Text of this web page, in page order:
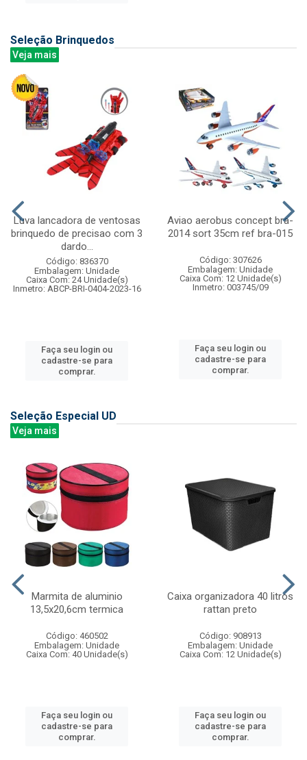
Seleção Brinquedos
Veja mais
Luva lancadora de ventosas
brinquedo de precisao com 3
dardo...
Código: 836370
Embalagem: Unidade
Caixa Com: 24 Unidade(s)
Inmetro: ABCP-BRI-0404-2023-16
Faça seu login ou
cadastre-se para
comprar.
Aviao aerobus concept bra-
2014 sort 35cm ref bra-015
Código: 307626
Embalagem: Unidade
Caixa Com: 12 Unidade(s)
Inmetro: 003745/09
Faça seu login ou
cadastre-se para
comprar.
Seleção Especial UD
Veja mais
Marmita de aluminio
13,5x20,6cm termica
Código: 460502
Embalagem: Unidade
Caixa Com: 40 Unidade(s)
Faça seu login ou
cadastre-se para
comprar.
Caixa organizadora 40 litros
rattan preto
Código: 908913
Embalagem: Unidade
Caixa Com: 12 Unidade(s)
Faça seu login ou
cadastre-se para
comprar.